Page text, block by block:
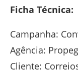
Ficha Técnica:
Campanha:
Agência: Propeg
Cliente: